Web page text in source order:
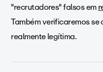
"recrutadores" falsos em
Também verificaremos
realmente legítima.